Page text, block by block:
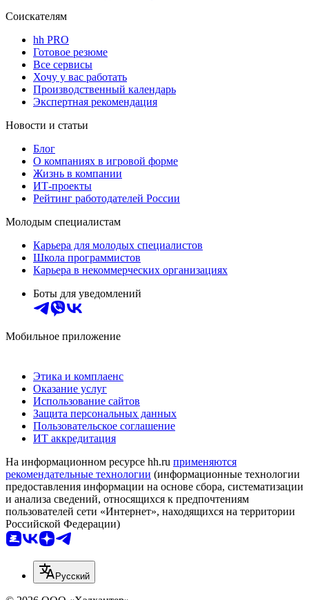
Соискателям
hh PRO
Готовое резюме
Все сервисы
Хочу у вас работать
Производственный календарь
Экспертная рекомендация
Новости и статьи
Блог
О компаниях в игровой форме
Жизнь в компании
ИТ-проекты
Рейтинг работодателей России
Молодым специалистам
Карьера для молодых специалистов
Школа программистов
Карьера в некоммерческих организациях
Боты для уведомлений
Мобильное приложение
Этика и комплаенс
Оказание услуг
Использование сайтов
Защита персональных данных
Пользовательское соглашение
ИТ аккредитация
На информационном ресурсе hh.ru применяются
рекомендательные технологии (информационные технологии
предоставления информации на основе сбора, систематизации
и анализа сведений, относящихся к предпочтениям
пользователей сети «Интернет», находящихся на территории
Российской Федерации)
Русский